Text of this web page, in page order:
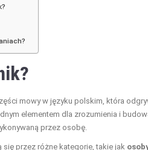
mowy w języku polskim, która
elementem dla zrozumienia i
przez osobę.
przez różne kategorie, takie jak